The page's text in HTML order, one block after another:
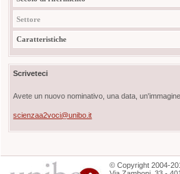
Settore
Caratteristiche
Scriveteci
Avete un nuovo nominativo, una data,
scienzaa2voci@unibo.it
©Copyright 2004-